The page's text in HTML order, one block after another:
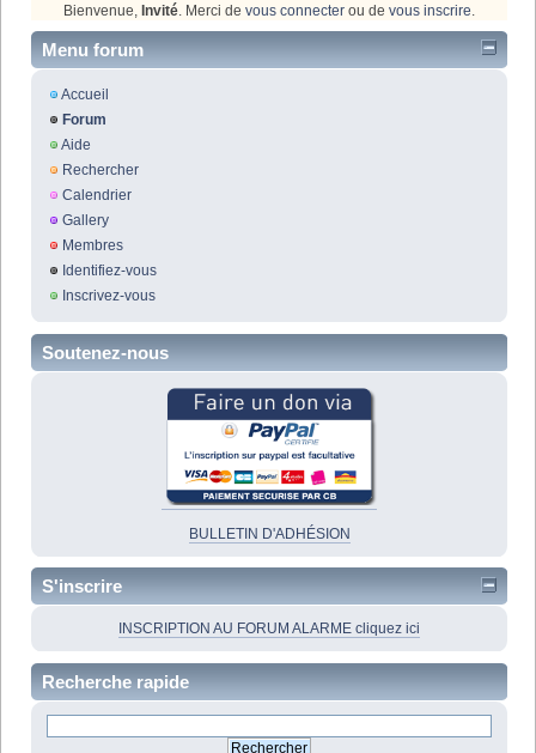
Bienvenue, Invité. Merci de vous connecter ou de vous inscrire.
Menu forum
Accueil
Forum
Aide
Rechercher
Calendrier
Gallery
Membres
Identifiez-vous
Inscrivez-vous
Soutenez-nous
BULLETIN D'ADHÉSION
S'inscrire
INSCRIPTION AU FORUM ALARME cliquez ici
Recherche rapide